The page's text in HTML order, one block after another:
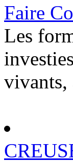
Faire
Les
vivants,